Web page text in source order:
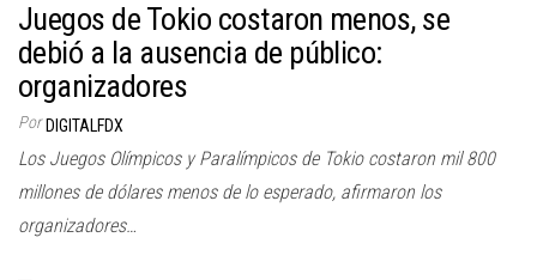
Juegos de Tokio costaron menos, se
debió a la ausencia de público:
organizadores
Por DIGITALFDX
Los Juegos Olímpicos y Paralímpicos de Tokio costaron mil 800
millones de dólares menos de lo esperado, afirmaron los
organizadores…